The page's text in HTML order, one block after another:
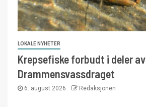
LOKALE NYHETER
Krepsefiske forbudt i deler av
Drammensvassdraget
6. august 2026 Redaksjonen